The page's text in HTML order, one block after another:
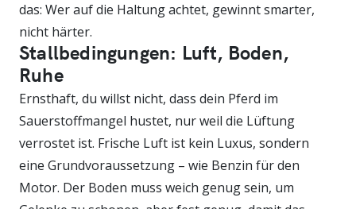
das: Wer auf die Haltung achtet, gewinnt smarter,
nicht härter.
Stallbedingungen: Luft, Boden,
Ruhe
Ernsthaft, du willst nicht, dass dein Pferd im
Sauerstoffmangel hustet, nur weil die Lüftung
verrostet ist. Frische Luft ist kein Luxus, sondern
eine Grundvoraussetzung – wie Benzin für den
Motor. Der Boden muss weich genug sein, um